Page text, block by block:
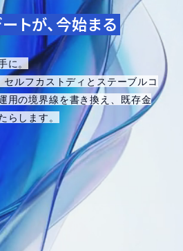
トが、今始まる
に。
ルフカストディとステーブルコ
用の境界線を書き換え、既存金
らします。